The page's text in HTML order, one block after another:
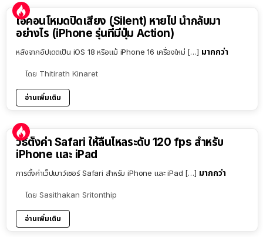
ไอคอนโหมดปิดเสียง (Silent) หายไป นำกลับมา
อย่างไร (iPhone รุ่นที่มีปุ่ม Action)
หลังจากอัปเดตเป็น iOS 18 หรือแม้ iPhone 16 เครื่องใหม่ […] มากกว่า
โดย Thitirath Kinaret
อ่านเพิ่มเติม
วิธีตั้งค่า Safari ให้ลื่นไหลระดับ 120 fps สำหรับ
iPhone และ iPad
การตั้งค่าเว็ปเบาว์เซอร์ Safari สำหรับ iPhone และ iPad […] มากกว่า
โดย Sasithakan Sritonthip
อ่านเพิ่มเติม